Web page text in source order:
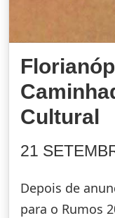
Cultural
21
Depois de
para o Rumos